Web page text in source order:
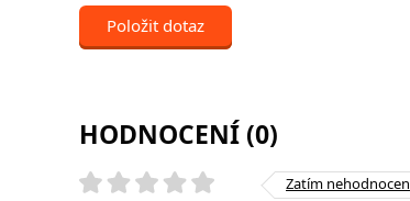
Položit dotaz
HODNOCENÍ (0)
Zatím nehodnocen